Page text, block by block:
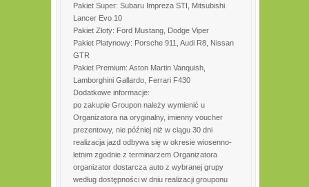
Pakiet Super: Subaru Impreza STI, Mitsubishi
Lancer Evo 10
Pakiet Złoty: Ford Mustang, Dodge Viper
Pakiet Platynowy: Porsche 911, Audi R8, Nissan
GTR
Pakiet Premium: Aston Martin Vanquish,
Lamborghini Gallardo, Ferrari F430
Dodatkowe informacje:
po zakupie Groupon należy wymienić u
Organizatora na oryginalny, imienny voucher
prezentowy, nie później niż w ciągu 30 dni
realizacja jazd odbywa się w okresie wiosenno-
letnim zgodnie z terminarzem Organizatora
organizator dostarcza auto z wybranej grupy
według dostępności w dniu realizacji grouponu